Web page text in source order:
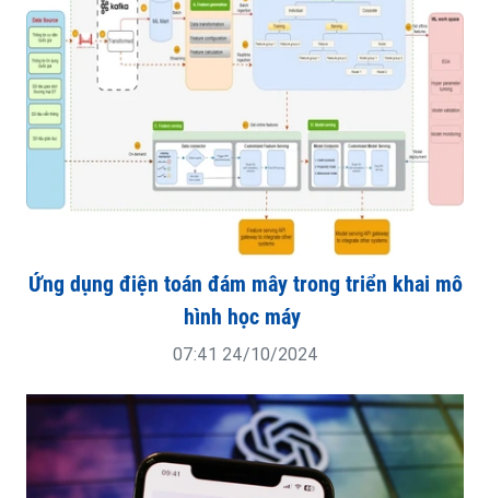
Ứng dụng điện toán đám mây trong triển khai mô
hình học máy
07:41 24/10/2024